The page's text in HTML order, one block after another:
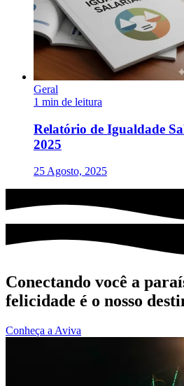
Geral
1 min de leitura
Relatório de Igualdade
2025
25 Agosto, 2025
Conectando você a
felicidade é o nosso
Conheça a Aviva